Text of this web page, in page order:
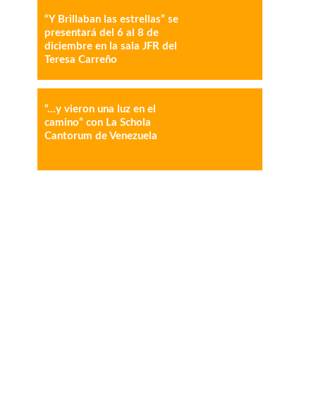
“Y Brillaban las estrellas” se
presentará del 6 al 8 de
diciembre en la sala JFR del
Teresa Carreño
“…y vieron una luz en el
camino” con La Schola
Cantorum de Venezuela